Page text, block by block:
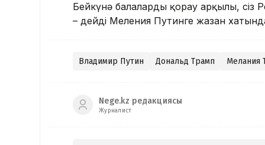
Бейкүнә балаларды қорғау арқылы, сіз
– дейді Меления Путинге жазған
Владимир Путин Дональд Трамп Мелания
Nege.kz редакциясы
Журналист